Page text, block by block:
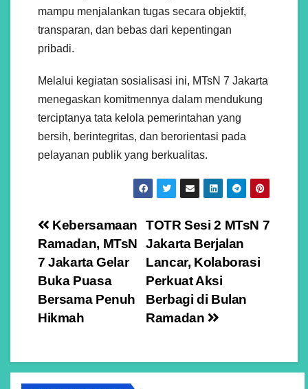
mampu menjalankan tugas secara objektif,
transparan, dan bebas dari kepentingan
pribadi.
Melalui kegiatan sosialisasi ini, MTsN 7 Jakarta
menegaskan komitmennya dalam mendukung
terciptanya tata kelola pemerintahan yang
bersih, berintegritas, dan berorientasi pada
pelayanan publik yang berkualitas.
Navigasi
pos
TOTR Sesi 2 MTsN 7
Jakarta Berjalan
Lancar, Kolaborasi
Perkuat Aksi
Berbagi di Bulan
Ramadan
Kebersamaan
Ramadan, MTsN
7 Jakarta Gelar
Buka Puasa
Bersama Penuh
Hikmah